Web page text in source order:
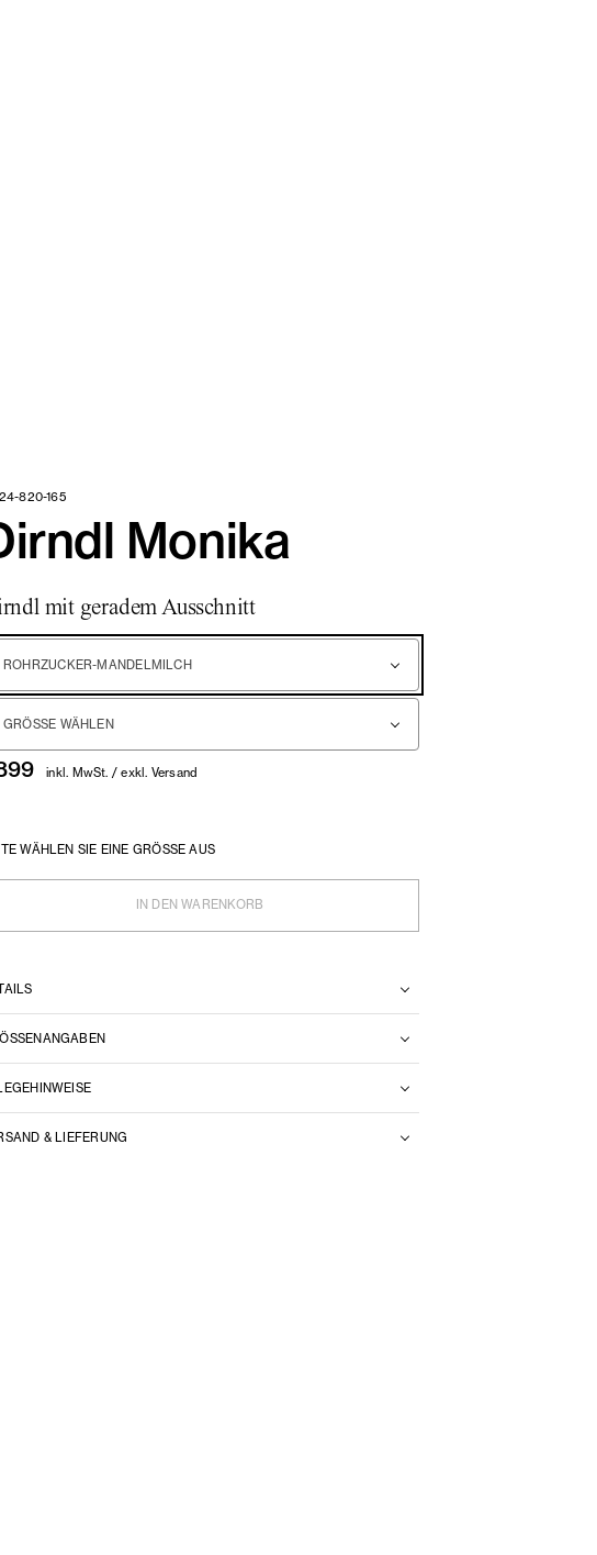
820-165
Monika
mit geradem Ausschnitt
ROHRZUCKER-MANDELMILCH
GRÖSSE WÄHLEN
inkl. MwSt. / exkl. Versand
WÄHLEN SIE EINE GRÖSSE AUS
IN DEN WARENKORB
& LIEFERUNG